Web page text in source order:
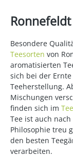
Besondere
Teesorten von
aromatisierten
sich bei der
Teeherstellung.
Mischungen
finden sich im
Tee ist auch
Philosophie treu
den besten
verarbeiten.